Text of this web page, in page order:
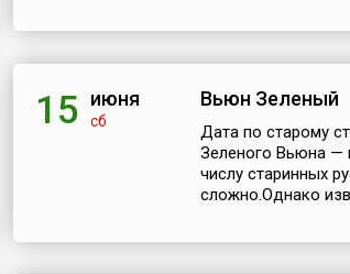
15 июня
сб
Вьюн Зеленый
Дата по старому
Зеленого Вьюна —
числу старинных
сложно.Однако